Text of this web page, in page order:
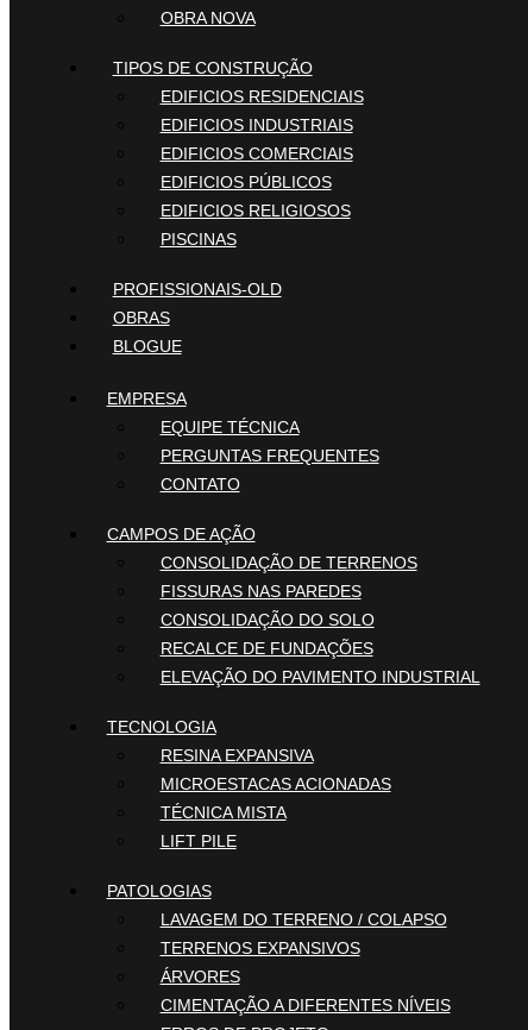
OBRA NOVA
TIPOS DE CONSTRUÇÃO
EDIFICIOS RESIDENCIAIS
EDIFICIOS INDUSTRIAIS
EDIFICIOS COMERCIAIS
EDIFICIOS PÚBLICOS
EDIFICIOS RELIGIOSOS
PISCINAS
PROFISSIONAIS-OLD
OBRAS
BLOGUE
EMPRESA
EQUIPE TÉCNICA
PERGUNTAS FREQUENTES
CONTATO
CAMPOS DE AÇÃO
CONSOLIDAÇÃO DE TERRENOS
FISSURAS NAS PAREDES
CONSOLIDAÇÃO DO SOLO
RECALCE DE FUNDAÇÕES
ELEVAÇÃO DO PAVIMENTO INDUSTRIAL
TECNOLOGIA
RESINA EXPANSIVA
MICROESTACAS ACIONADAS
TÉCNICA MISTA
LIFT PILE
PATOLOGIAS
LAVAGEM DO TERRENO / COLAPSO
TERRENOS EXPANSIVOS
ÁRVORES
CIMENTAÇÃO A DIFERENTES NÍVEIS